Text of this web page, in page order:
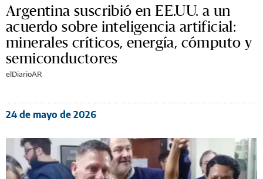
Argentina suscribió en EE.UU. a un
acuerdo sobre inteligencia artificial:
minerales críticos, energía, cómputo y
semiconductores
elDiarioAR
24 de mayo de 2026